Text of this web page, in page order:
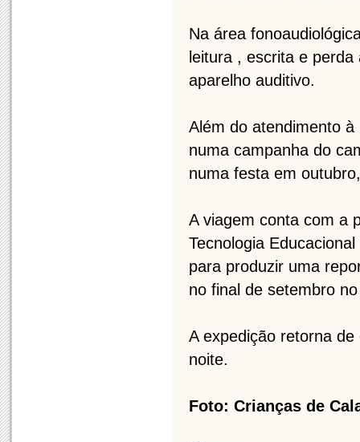
Na área
leitura , escrita e
aparelho auditivo.
Além do atendimento
numa campanha do
numa festa em
A viagem conta com a
Tecnologia
para produzir uma
no final de setembro
A expedição retorna
noite.
Foto: Crianças de